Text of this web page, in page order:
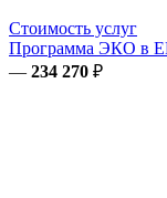
Стоимость услуг
Программа ЭКО в
— 234 270 ₽